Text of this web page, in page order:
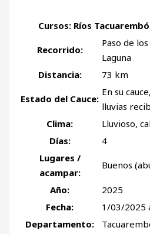
Cursos: Ríos
Recorrido:
Paso de
Laguna
Distancia:
73 km
Estado del Cauce:
En su
lluvias
Clima:
Lluvioso,
Días:
4
Lugares /
acampar:
Buenos
Año:
2025
Fecha:
1/03/2025
Departamento: